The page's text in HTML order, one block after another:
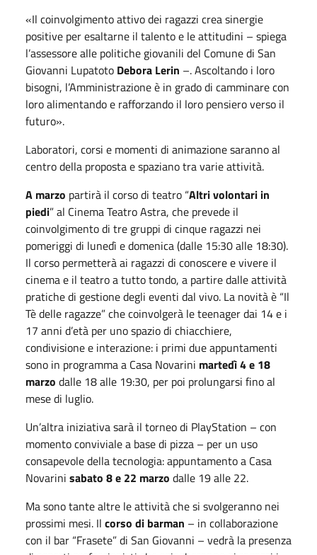
«Il coinvolgimento attivo dei ragazzi crea sinergie
positive per esaltarne il talento e le attitudini – spiega
l’assessore alle politiche giovanili del Comune di San
Giovanni Lupatoto Debora Lerin –. Ascoltando i loro
bisogni, l’Amministrazione è in grado di camminare con
loro alimentando e rafforzando il loro pensiero verso il
futuro».
Laboratori, corsi e momenti di animazione saranno al
centro della proposta e spaziano tra varie attività.
A marzo partirà il corso di teatro “Altri volontari in
piedi” al Cinema Teatro Astra, che prevede il
coinvolgimento di tre gruppi di cinque ragazzi nei
pomeriggi di lunedì e domenica (dalle 15:30 alle 18:30).
Il corso permetterà ai ragazzi di conoscere e vivere il
cinema e il teatro a tutto tondo, a partire dalle attività
pratiche di gestione degli eventi dal vivo. La novità è “Il
Tè delle ragazze” che coinvolgerà le teenager dai 14 e i
17 anni d’età per uno spazio di chiacchiere,
condivisione e interazione: i primi due appuntamenti
sono in programma a Casa Novarini martedì 4 e 18
marzo dalle 18 alle 19:30, per poi prolungarsi fino al
mese di luglio.
Un’altra iniziativa sarà il torneo di PlayStation – con
momento conviviale a base di pizza – per un uso
consapevole della tecnologia: appuntamento a Casa
Novarini sabato 8 e 22 marzo dalle 19 alle 22.
Ma sono tante altre le attività che si svolgeranno nei
prossimi mesi. Il corso di barman – in collaborazione
con il bar “Frasete” di San Giovanni – vedrà la presenza